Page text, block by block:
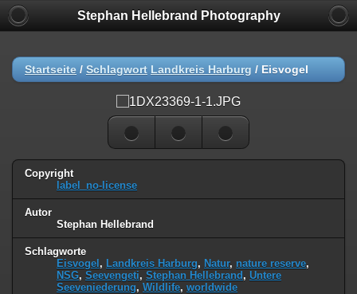
Stephan Hellebrand Photography
Startseite / Schlagwort Landkreis Harburg / Eisvogel
Copyright
label_no-license
Autor
Stephan Hellebrand
Schlagworte
Eisvogel , Landkreis Harburg, Natur, nature reserve,
NSG, Seevengeti, Stephan Hellebrand , Untere
Seeveniederung, Wildlife, worldwide